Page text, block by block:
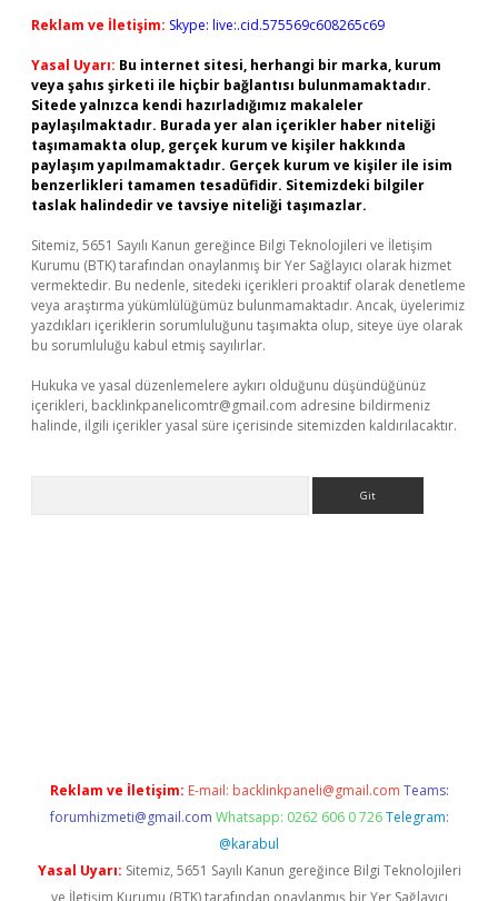
Reklam ve İletişim: Skype: live:.cid.575569c608265c69
Yasal Uyarı: Bu internet sitesi, herhangi bir marka, kurum
veya şahıs şirketi ile hiçbir bağlantısı bulunmamaktadır.
Sitede yalnızca kendi hazırladığımız makaleler
paylaşılmaktadır. Burada yer alan içerikler haber niteliği
taşımamakta olup, gerçek kurum ve kişiler hakkında
paylaşım yapılmamaktadır. Gerçek kurum ve kişiler ile isim
benzerlikleri tamamen tesadüfidir. Sitemizdeki bilgiler
taslak halindedir ve tavsiye niteliği taşımazlar.
Sitemiz, 5651 Sayılı Kanun gereğince Bilgi Teknolojileri ve İletişim
Kurumu (BTK) tarafından onaylanmış bir Yer Sağlayıcı olarak hizmet
vermektedir. Bu nedenle, sitedeki içerikleri proaktif olarak denetleme
veya araştırma yükümlülüğümüz bulunmamaktadır. Ancak, üyelerimiz
yazdıkları içeriklerin sorumluluğunu taşımakta olup, siteye üye olarak
bu sorumluluğu kabul etmiş sayılırlar.
Hukuka ve yasal düzenlemelere aykırı olduğunu düşündüğünüz
içerikleri, backlinkpanelicomtr@gmail.com adresine bildirmeniz
halinde, ilgili içerikler yasal süre içerisinde sitemizden kaldırılacaktır.
Reklam ve İletişim: E-mail: backlinkpaneli@gmail.com Teams:
forumhizmeti@gmail.com Whatsapp: 0262 606 0 726 Telegram:
@karabul
Yasal Uyarı: Sitemiz, 5651 Sayılı Kanun gereğince Bilgi Teknolojileri
ve İletişim Kurumu (BTK) tarafından onaylanmış bir Yer Sağlayıcı